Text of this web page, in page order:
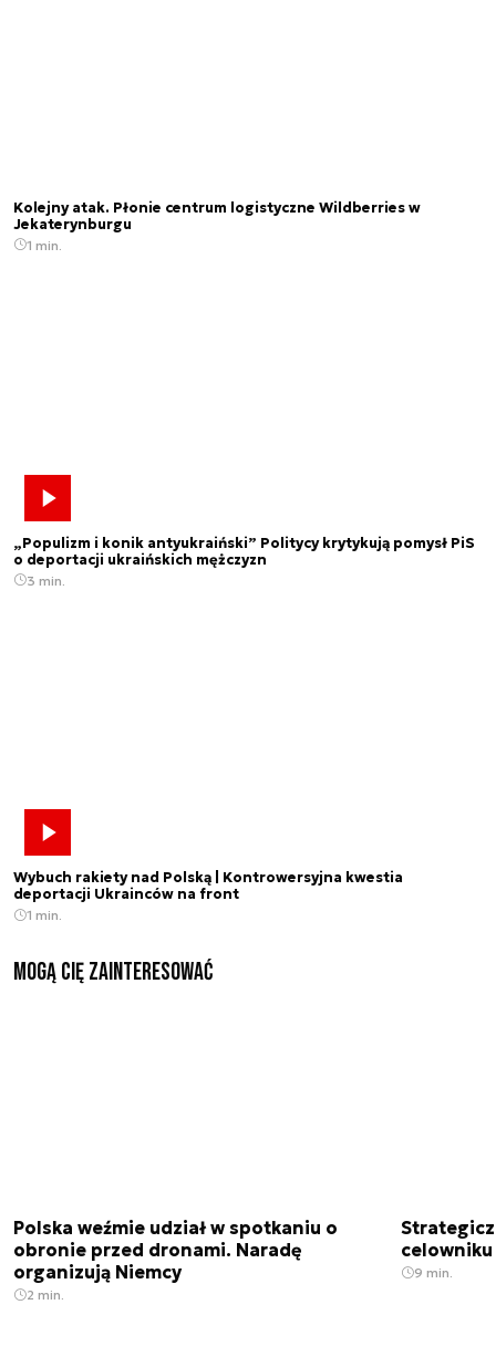
Kolejny atak. Płonie centrum logistyczne Wildberries w
Jekaterynburgu
1 min.
„Populizm i konik antyukraiński” Politycy krytykują pomysł PiS
o deportacji ukraińskich mężczyzn
3 min.
Wybuch rakiety nad Polską | Kontrowersyjna kwestia
deportacji Ukrainców na front
1 min.
Mogą Cię zainteresować
Polska weźmie udział w spotkaniu o
obronie przed dronami. Naradę
organizują Niemcy
2 min.
9 min.